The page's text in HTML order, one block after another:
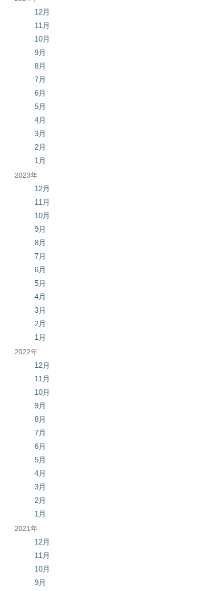
12月
11月
10月
9月
8月
7月
6月
5月
4月
3月
2月
1月
2023年
12月
11月
10月
9月
8月
7月
6月
5月
4月
3月
2月
1月
2022年
12月
11月
10月
9月
8月
7月
6月
5月
4月
3月
2月
1月
2021年
12月
11月
10月
9月